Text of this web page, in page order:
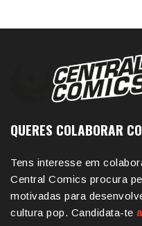
QUERES COLABORAR
Tens interesse em
Central Comics procura
motivadas para
cultura pop. Candidata-te